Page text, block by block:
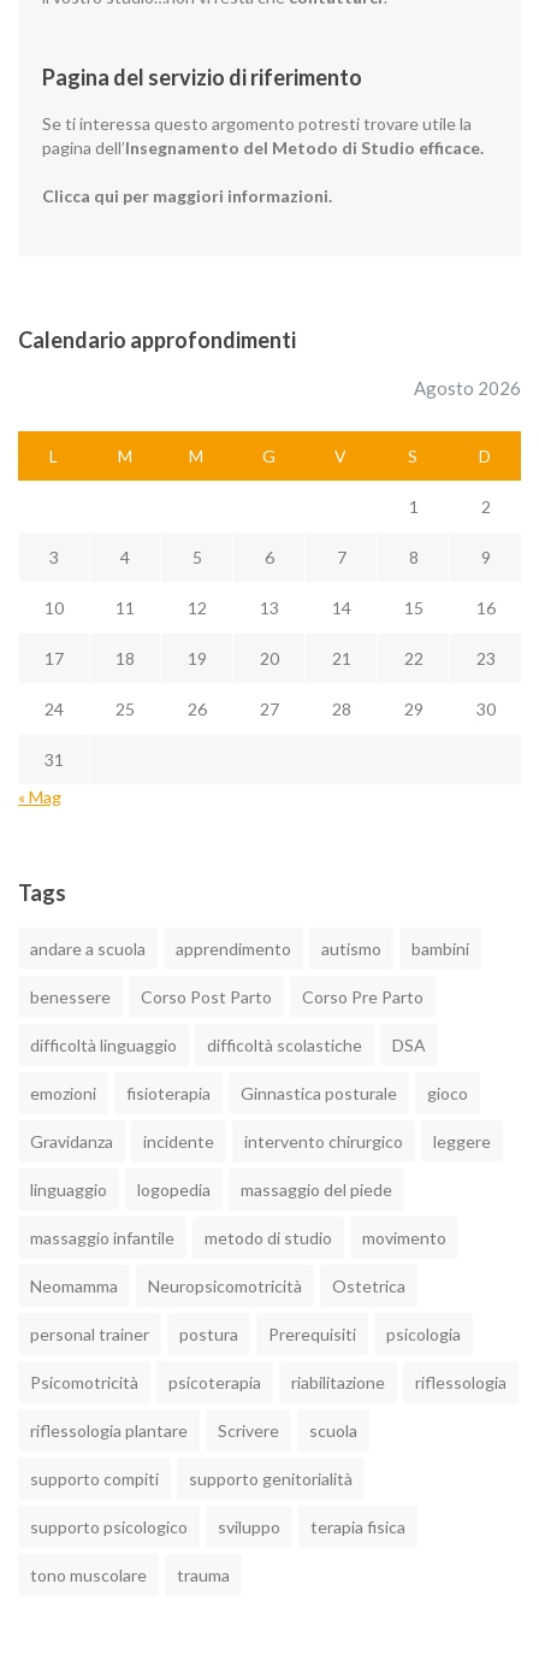
Pagina del servizio di riferimento
Se ti interessa questo argomento potresti trovare utile la
pagina dell’Insegnamento del Metodo di Studio efficace.
Clicca qui per maggiori informazioni.
Calendario approfondimenti
Agosto 2026
L M M G V S D
1 2
3 4 5 6 7 8 9
10 11 12 13 14 15 16
17 18 19 20 21 22 23
24 25 26 27 28 29 30
31
« Mag
Tags
andare a scuola apprendimento autismo bambini
benessere Corso Post Parto Corso Pre Parto
difficoltà linguaggio difficoltà scolastiche DSA
emozioni fisioterapia Ginnastica posturale gioco
Gravidanza incidente intervento chirurgico leggere
linguaggio logopedia massaggio del piede
massaggio infantile metodo di studio movimento
Neomamma Neuropsicomotricità Ostetrica
personal trainer postura Prerequisiti psicologia
Psicomotricità psicoterapia riabilitazione riflessologia
riflessologia plantare Scrivere scuola
supporto compiti supporto genitorialità
supporto psicologico sviluppo terapia fisica
tono muscolare trauma